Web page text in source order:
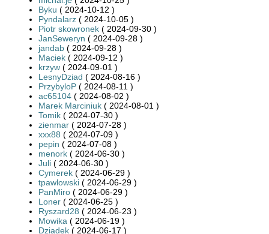
Byku ( 2024-10-12 )
Pyndalarz ( 2024-10-05 )
Piotr skowronek ( 2024-09-30 )
JanSeweryn ( 2024-09-28 )
jandab ( 2024-09-28 )
Maciek ( 2024-09-12 )
krzyw ( 2024-09-01 )
LesnyDziad ( 2024-08-16 )
PrzybyloP ( 2024-08-11 )
ac65104 ( 2024-08-02 )
Marek Marciniuk ( 2024-08-01 )
Tomik ( 2024-07-30 )
zienmar ( 2024-07-28 )
xxx88 ( 2024-07-09 )
pepin ( 2024-07-08 )
menork ( 2024-06-30 )
Juli ( 2024-06-30 )
Cymerek ( 2024-06-29 )
tpawlowski ( 2024-06-29 )
PanMiro ( 2024-06-29 )
Loner ( 2024-06-25 )
Ryszard28 ( 2024-06-23 )
Mowika ( 2024-06-19 )
Dziadek ( 2024-06-17 )